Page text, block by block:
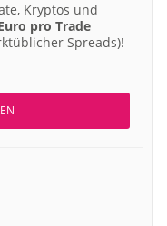
Kryptos und
pro Trade
Spreads)!